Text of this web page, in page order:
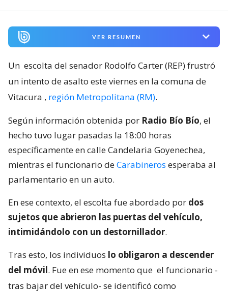
VER RESUMEN
Un escolta del senador Rodolfo Carter (REP) frustró
un intento de asalto este viernes en la comuna de
Vitacura , región Metropolitana (RM).
Según información obtenida por Radio Bío Bío, el
hecho tuvo lugar pasadas la 18:00 horas
específicamente en calle Candelaria Goyenechea,
mientras el funcionario deCarabineros esperaba al
parlamentario en un auto.
En ese contexto, el escolta fue abordado por dos
sujetos que abrieron las puertas del vehículo,
intimidándolo con un destornillador.
Tras esto, los individuos lo obligaron a descender
del móvil. Fue en ese momento que el funcionario -
tras bajar del vehículo- se identificó como